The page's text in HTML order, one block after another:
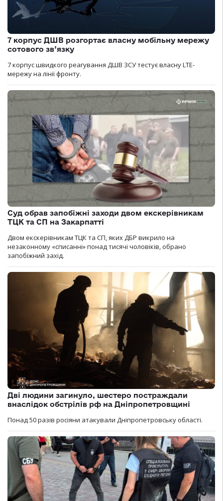
7 корпус ДШВ розгортає власну мобільну мережу
сотового зв’язку
7 корпус швидкого реагування ДШВ ЗСУ тестує власну LTE-
мережу на лінії фронту.
Суд обрав запобіжні заходи двом екскерівникам
ТЦК та СП на Закарпатті
Двом екскерівникам ТЦК та СП, яких ДБР викрило на
незаконному «списанні» понад тисячі чоловіків, обрано
запобіжний захід.
Дві людини загинуло, шестеро постраждали
внаслідок обстрілів рф на Дніпропетровщині
Понад 50 разів росіяни атакували Дніпропетровську області.